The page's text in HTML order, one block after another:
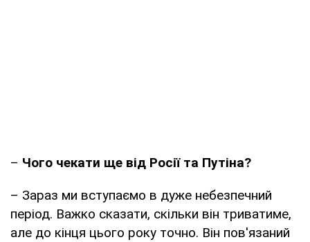
– Чого чекати ще від Росії та Путіна?
– Зараз ми вступаємо в дуже небезпечний
період. Важко сказати, скільки він триватиме,
але до кінця цього року точно. Він пов'язаний